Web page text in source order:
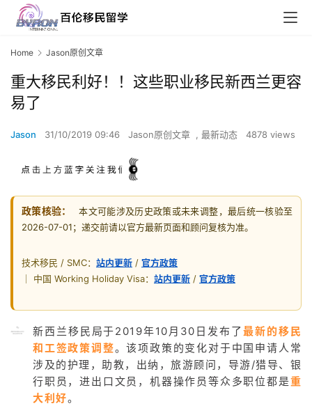
Home Jason原创文章
重大移民利好！！这些职业移民新西兰更容
易了
Jason 31/10/2019 09:46 Jason原创文章 , 最新动态 4878 views
政策核验：
本文可能涉及历史政策或未来调整，最后统一核验至
2026-07-01；递交前请以官方最新页面和顾问复核为准。
技术移民 / SMC： 站内更新 / 官方政策
｜ 中国 Working Holiday Visa： 站内更新 / 官方政策
新西兰移民局于2019年10月30日发布了 最新的移民
和工签政策调整。该项政策的变化对于中国申请人常
涉及的护理，助教，出纳，旅游顾问，导游/猎导、银
行职员，进出口文员，机器操作员等众多职位都是重
大利好。